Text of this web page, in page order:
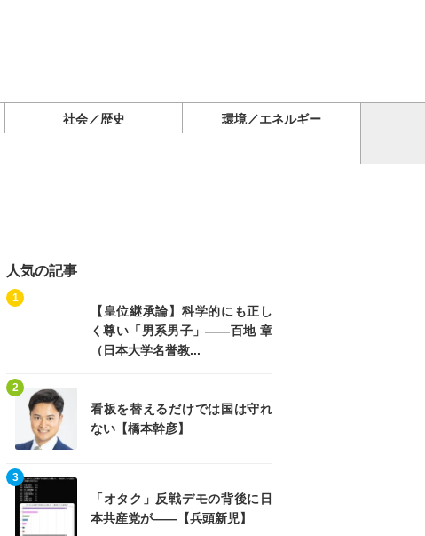
社会／歴史 環境／エネルギー
人気の記事
【皇位継承論】科学的にも正し
く尊い「男系男子」――百地 章
（日本大学名誉教...
1
看板を替えるだけでは国は守れ
ない【橋本幹彦】
2
「オタク」反戦デモの背後に日
本共産党が――【兵頭新児】
3